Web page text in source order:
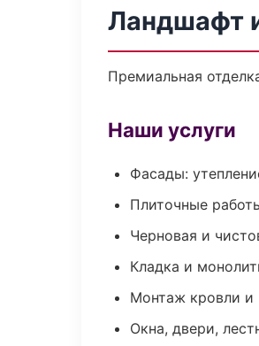
Ландшафт
Премиальная
Наши услуги
Фасады:
Плиточные
Черновая и
Кладка и
Монтаж кровли и
Окна, двери,